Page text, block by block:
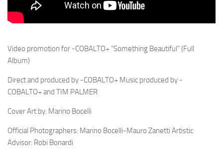
Video promotion for -COBALTO+ “Something Beautiful” (Full
Album)
Direct and produced by -COBALTO+ Music produced by -
COBALTO+ and TIM PALMER
Cover Art by: Marino Bocelli
Official Photographers: Marino Bocelli-Mauro Zanetti Artistic
Advisor: Robi Bonardi